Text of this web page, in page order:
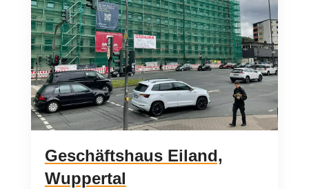
Geschäftshaus Eiland,
Wuppertal